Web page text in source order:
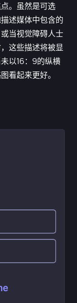
。虽然是可选
述媒体中包含的
当视觉障碍人士
这些描述将被显
以16：9的纵横
看起来更好。